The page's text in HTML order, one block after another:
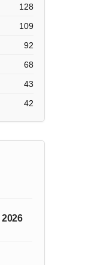
128
109
92
68
43
42